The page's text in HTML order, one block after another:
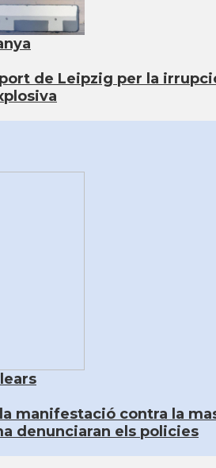
de Leipzig per la
manifestació contra la
denunciaran els policies